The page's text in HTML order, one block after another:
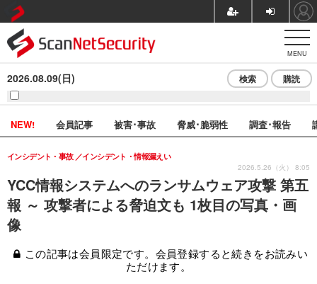
MENU
2026.08.09(日) 検索 購読
NEW! 会員記事 被害･事故 脅威･脆弱性 調査･報告
YCC情報システムへのランサムウェア攻撃 第五
報 ～ 攻撃者による脅迫文も 1枚目の写真・画
像
インシデント・事故 インシデント・情報漏えい
2026.5.26（火） 8:05
この記事は会員限定です。会員登録すると続きをお読みい
ただけます。